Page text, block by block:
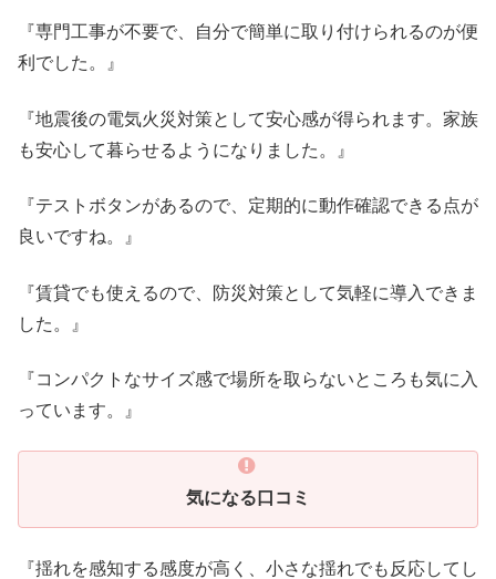
『専門工事が不要で、自分で簡単に取り付けられるのが便
利でした。』
『地震後の電気火災対策として安心感が得られます。家族
も安心して暮らせるようになりました。』
『テストボタンがあるので、定期的に動作確認できる点が
良いですね。』
『賃貸でも使えるので、防災対策として気軽に導入できま
した。』
『コンパクトなサイズ感で場所を取らないところも気に入
っています。』
気になる口コミ
『揺れを感知する感度が高く、小さな揺れでも反応してし